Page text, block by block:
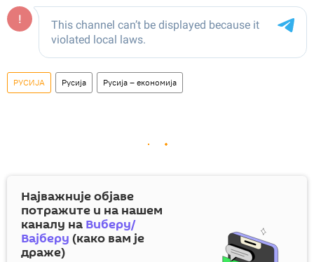
РУСИЈА Русија Русија – економија
Најважније објаве
потражите и на нашем
каналу на Виберу/
Вајберу (како вам је
драже)